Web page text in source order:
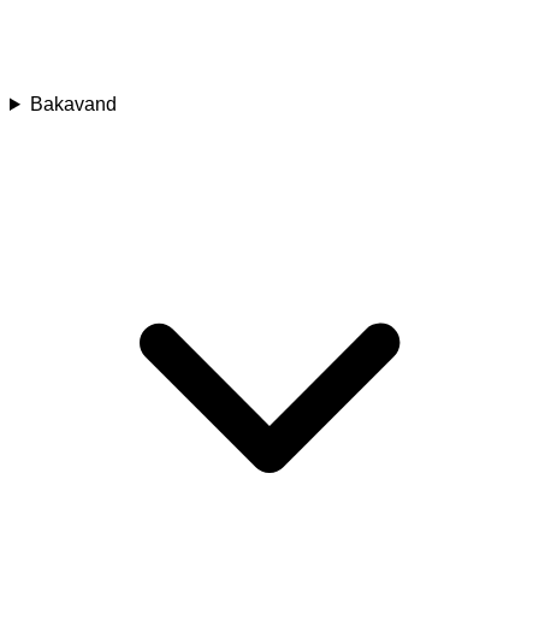
Bakavand